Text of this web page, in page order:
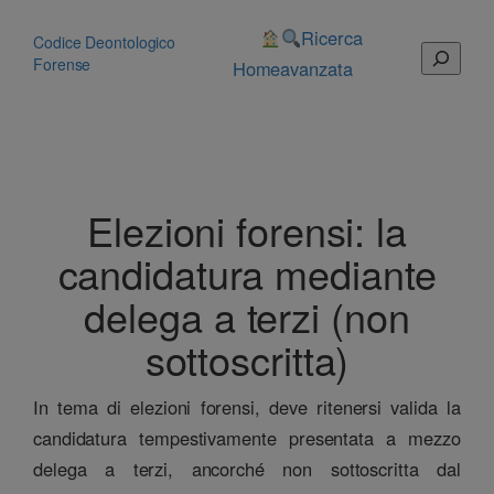
contenuto
Codice Deontologico
Forense
Home
Ricerca
avanzata
Cerca
Elezioni forensi: la
candidatura mediante
delega a terzi (non
sottoscritta)
In tema di elezioni forensi, deve ritenersi valida la
candidatura tempestivamente presentata a mezzo
delega a terzi, ancorché non sottoscritta dal